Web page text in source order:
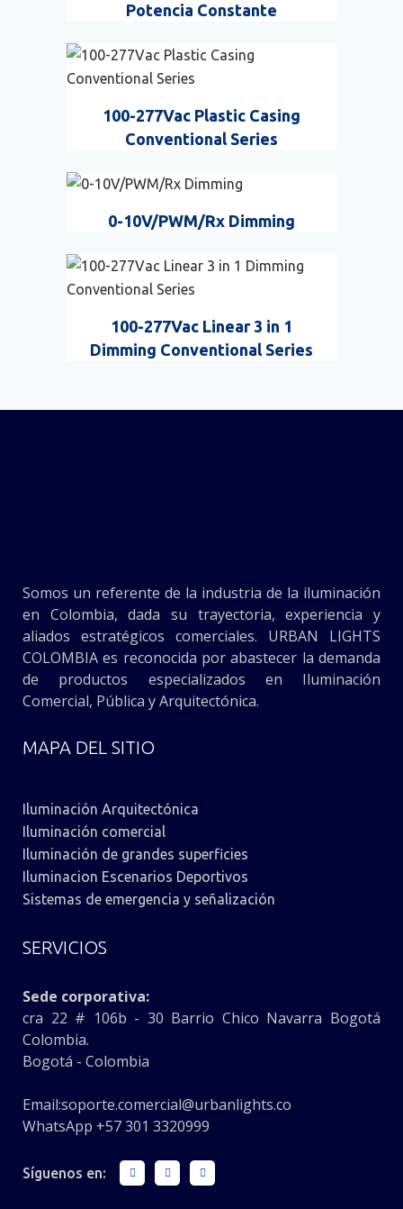
Potencia Constante
100-277Vac Plastic Casing
Conventional Series
0-10V/PWM/Rx Dimming
100-277Vac Linear 3 in 1
Dimming Conventional Series
Somos un referente de la industria de la iluminación
en Colombia, dada su trayectoria, experiencia y
aliados estratégicos comerciales. URBAN LIGHTS
COLOMBIA es reconocida por abastecer la demanda
de productos especializados en Iluminación
Comercial, Pública y Arquitectónica.
MAPA DEL SITIO
Iluminación Arquitectónica
Iluminación comercial
Iluminación de grandes superficies
Iluminacion Escenarios Deportivos
Sistemas de emergencia y señalización
SERVICIOS
Sede corporativa:
cra 22 # 106b - 30 Barrio Chico Navarra Bogotá
Colombia.
Bogotá - Colombia
Email:soporte.comercial@urbanlights.co
WhatsApp +57 301 3320999
Síguenos en: